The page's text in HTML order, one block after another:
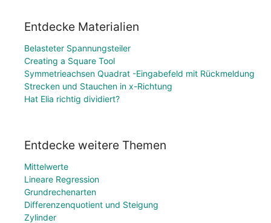
Entdecke Materialien
Belasteter Spannungsteiler
Creating a Square Tool
Symmetrieachsen Quadrat -Eingabefeld mit Rückmeldung
Strecken und Stauchen in x-Richtung
Hat Elia richtig dividiert?
Entdecke weitere Themen
Mittelwerte
Lineare Regression
Grundrechenarten
Differenzenquotient und Steigung
Zylinder